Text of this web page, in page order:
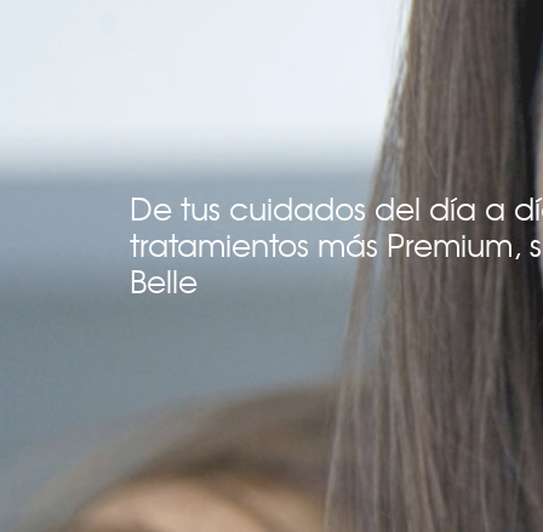
De tus cuidados del día a
tratamientos más Premium,
Belle